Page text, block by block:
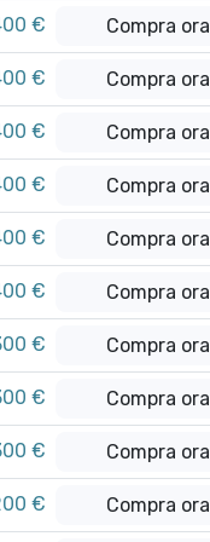
€ Compra ora
€ Compra ora
€ Compra ora
€ Compra ora
€ Compra ora
€ Compra ora
€ Compra ora
€ Compra ora
€ Compra ora
€ Compra ora